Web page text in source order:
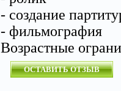
- создание
- фильмография
Возрастные
ОСТАВИТЬ ОТЗЫВ